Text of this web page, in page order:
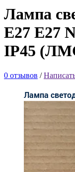
Лампа
E27 E27
IP45
0 отзывов /